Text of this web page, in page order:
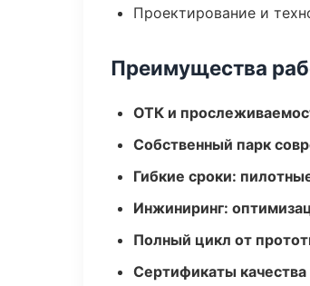
Проектирование и
Преимущества
ОТК и
Собственный парк
Гибкие сроки:
Инжиниринг:
Полный цикл от
Сертификаты качества